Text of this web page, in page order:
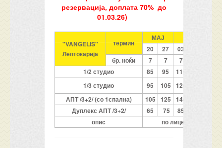
резервација, доплата 70% до
01.03.26)
"VANGELIS"
Лептокарија
термин
МАЈ
20
27 03
бр. ноќи
7 7 7
1/2 студио
85 95 115
1/3 студио
95 105 125
АПТ /3+2/ (со 1спална)
105 125 145
Дуплекс АПТ /3+2/
65 75 85
опис
по лице со превоз